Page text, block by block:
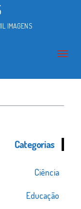
IMAGENS
Categorias
Ciência
Educação